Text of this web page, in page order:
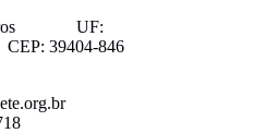
UF:
846